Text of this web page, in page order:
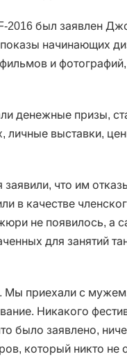
2016 был заявлен
начинающих
и
денежные призы,
личные выставки,
заявили, что им
в качестве
не появилось, а
для занятий
приехали с
Никакого
было заявлено,
который никто